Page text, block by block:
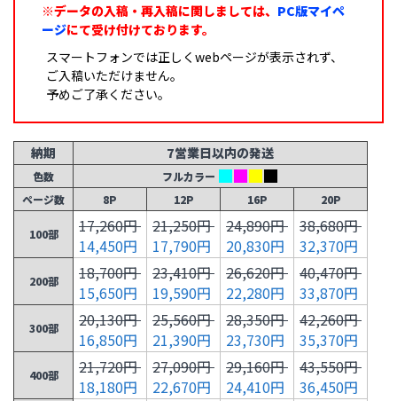
※データの入稿・再入稿に関しましては、 PC版マイペ
ージにて受け付けております。
スマートフォンでは正しくwebページが表示されず、
ご入稿いただけません。
予めご了承ください。
納期 7営業日以内の発送
色数
フルカラー
ページ数
8P 12P 16P 20P
100部
17,260円
14,450円
21,250円
17,790円
24,890円
20,830円
38,680円
32,370円
200部
18,700円
15,650円
23,410円
19,590円
26,620円
22,280円
40,470円
33,870円
300部
20,130円
16,850円
25,560円
21,390円
28,350円
23,730円
42,260円
35,370円
400部
21,720円
18,180円
27,090円
22,670円
29,160円
24,410円
43,550円
36,450円